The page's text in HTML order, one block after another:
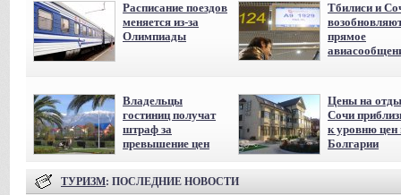
Расписание поездов
меняется из-за
Олимпиады
Тбилиси и
прямое
Владельцы
гостиниц получат
штраф за
превышение цен
Цены на
Сочи
к уровню цен
Болгарии
ТУРИЗМ: ПОСЛЕДНИЕ НОВОСТИ